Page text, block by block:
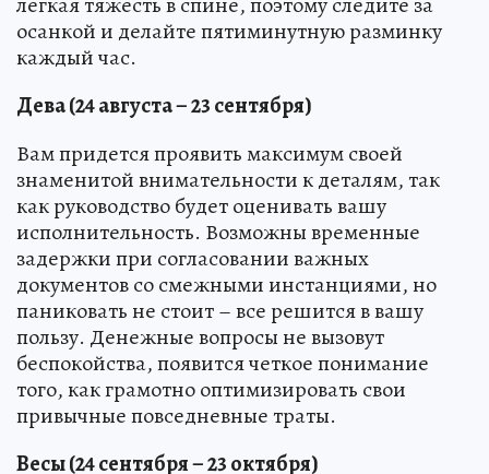
осанкой и делайте пятиминутную разминку
каждый час.
Дева (24 августа – 23 сентября)
Вам придется проявить максимум своей
знаменитой внимательности к деталям, так
как руководство будет оценивать вашу
исполнительность. Возможны временные
задержки при согласовании важных
документов со смежными инстанциями, но
паниковать не стоит – все решится в вашу
пользу. Денежные вопросы не вызовут
беспокойства, появится четкое понимание
того, как грамотно оптимизировать свои
привычные повседневные траты.
Весы (24 сентября – 23 октября)